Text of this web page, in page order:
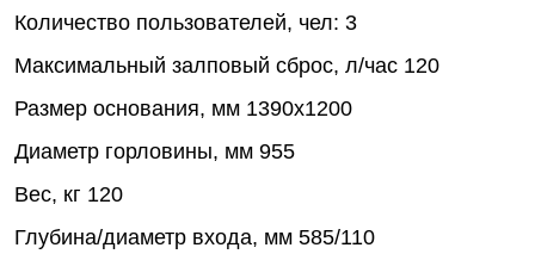
Количество пользователей, чел: 3
Максимальный залповый сброс, л/час 120
Размер основания, мм 1390х1200
Диаметр горловины, мм 955
Вес, кг 120
Глубина/диаметр входа, мм 585/110